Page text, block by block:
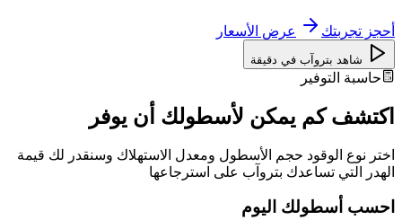
أحجز تجربتك عرض الأسعار
شاهد بتروآب في دقيقة
حاسبة التوفير
اكتشف كم يمكن لأسطولك أن يوفر
اختر نوع الوقود حجم الأسطول ومعدل الاستهلاك وسنقدر لك قيمة
الهدر التي تساعدك بتروآب على استرجاعها
احسب أسطولك اليوم